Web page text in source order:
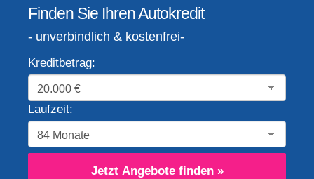
Finden Sie Ihren Autokredit
- unverbindlich & kostenfrei-
Kreditbetrag:
Laufzeit:
Jetzt Angebote finden »